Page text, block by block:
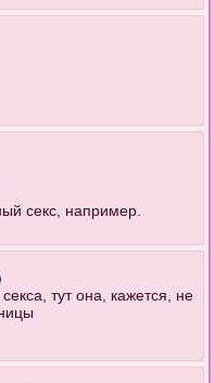
секс, например.
тут она, кажется, не